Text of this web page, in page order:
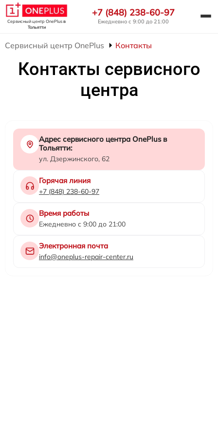
Сервисный центр OnePlusв
Тольятти
+7 (848) 238-60-97
Ежедневно с 9:00 до 21:00
Сервисный центр OnePlus Контакты
Контакты сервисного
центра
Адрес сервисного центра OnePlus в
Тольятти:
ул. Дзержинского, 62
Горячая линия
+7 (848) 238-60-97
Время работы
Ежедневно с 9:00 до 21:00
Электронная почта
info@oneplus-repair-center.ru